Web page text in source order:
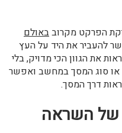
הפרקט מקרובבאולם
להעביר את היד על העץ
את הגוון הכי מדויק, בלי
או סוג המסך במחשב ואפשר
דרך המסך.
של השראה